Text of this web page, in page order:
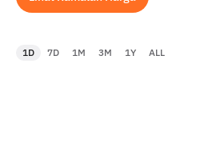
1D 7D 1M 3M 1Y ALL